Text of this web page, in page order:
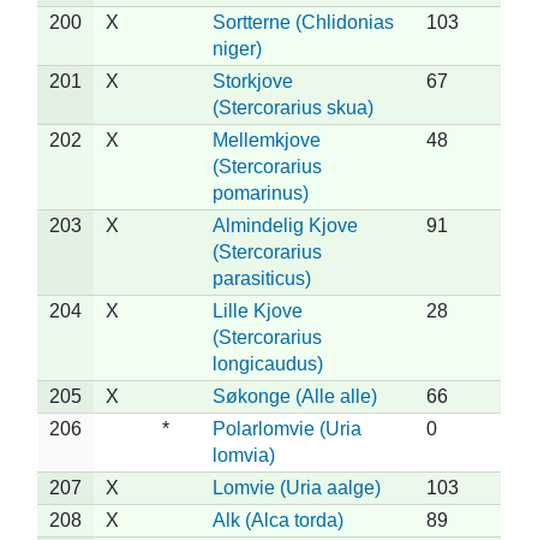
200 X
Sortterne (Chlidonias
niger)
103
201 X
Storkjove
(Stercorarius skua)
67
202 X
Mellemkjove
(Stercorarius
pomarinus)
48
203 X
Almindelig Kjove
(Stercorarius
parasiticus)
91
204 X
Lille Kjove
(Stercorarius
longicaudus)
28
205 X Søkonge (Alle alle)
66
206
*
Polarlomvie (Uria
lomvia)
0
207 X Lomvie (Uria aalge)
103
208
X Alk (Alca torda)
89